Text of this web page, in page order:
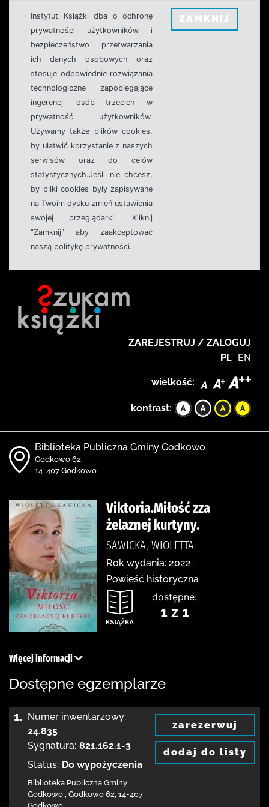
Instytut Książki dba o ochronę
prywatności użytkowników i
bezpieczeństwo przetwarzania
ich danych osobowych oraz
stosuje odpowiednie rozwiązania
technologiczne zapobiegające
ingerencji osób trzecich w
prywatność użytkowników.
Używamy także plików cookies,
by ułatwić korzystanie z naszych
serwisów oraz do celów
statystycznych.Jeśli nie chcesz,
by pliki cookies były zapisywane
na Twoim dysku zmień ustawienia
swojej przeglądarki. Kliknij
"Zamknij" aby zaakceptować
naszą politykę prywatności.
ZAMKNIJ
ZAREJESTRUJ / ZALOGUJ
PL EN
wielkość:
kontrast:
Biblioteka Publiczna Gminy Godkowo
Godkowo 62
14-407 Godkowo
Viktoria.Miłość zza
żelaznej kurtyny.
SAWICKA, WIOLETTA
Rok wydania: 2022.
Powieść historyczna
dostępne:
1 z 1
Więcej informacji
Dostępne egzemplarze
1. Numer inwentarzowy:
24.835
Sygnatura: 821.162.1-3
Status: Do wypożyczenia
Biblioteka Publiczna Gminy
Godkowo Godkowo 62 14-407
zarezerwuj
dodaj do listy